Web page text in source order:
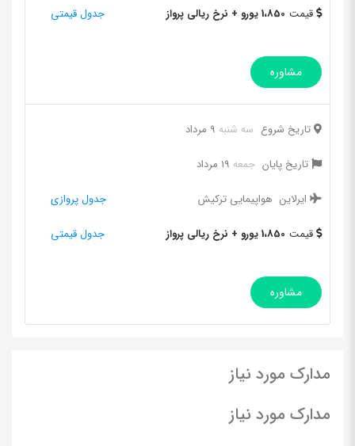
قیمت 1،850 یورو + نرخ ریالی پرواز جدول قیمتی
مشاوره
تاریخ شروع سه شنبه 9 مرداد
تاریخ پایان جمعه 19 مرداد
ایرلاین هواپیمایی ترکیش جدول پروازی
قیمت 1،850 یورو + نرخ ریالی پرواز جدول قیمتی
مشاوره
مدارک مورد نیاز
مدارک مورد نیاز